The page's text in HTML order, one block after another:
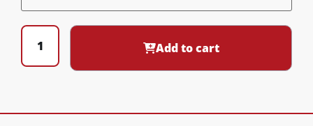
Add to cart